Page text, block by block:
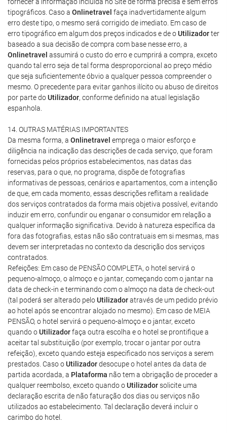
tipográficos. Caso a Onlinetravel faça inadvertidamente algum
erro deste tipo, o mesmo será corrigido de imediato. Em caso de
erro tipográfico em algum dos preços indicados e de oUtilizadorter
baseado a sua decisão de compra com base nesse erro, a
Onlinetravel assumirá o custo do erro e cumprirá a compra, exceto
quando tal erro seja de tal forma desproporcional ao preço médio
que seja suficientemente óbvio a qualquer pessoa compreender o
mesmo. O precedente para evitar ganhos ilícito ou abuso de direitos
por parte doUtilizador, conforme definido na atual legislação
espanhola.
14. OUTRAS MATÉRIAS IMPORTANTES
Da mesma forma, a Onlinetravel emprega o maior esforço e
diligência na indicação das descrições de cada serviço, que foram
fornecidas pelos próprios estabelecimentos, nas datas das
reservas, para o que, no programa, dispõe de fotografias
informativas de pessoas, cenários e apartamentos, com a intenção
de que, em cada momento, essas descrições reflitam a realidade
dos serviços contratados da forma mais objetiva possível, evitando
induzir em erro, confundir ou enganar o consumidor em relação a
qualquer informação significativa. Devido à natureza específica da
fora das fotografias, estas não são contratuais em si mesmas, mas
devem ser interpretadas no contexto da descrição dos serviços
contratados.
Refeições: Em caso de PENSÃO COMPLETA, o hotel servirá o
pequeno-almoço, o almoço e o jantar, começando com o jantar na
data de check-in e terminando com o almoço na data de check-out
(tal poderá ser alterado peloUtilizadoratravés de um pedido prévio
ao hotel após se encontrar alojado no mesmo). Em caso de MEIA
PENSÃO, o hotel servirá o pequeno-almoço e o jantar, exceto
quando oUtilizadorfaça outra escolha e o hotel se prontifique a
aceitar tal substituição (por exemplo, trocar o jantar por outra
refeição), exceto quando esteja especificado nos serviços a serem
prestados. Caso oUtilizadordesocupe o hotel antes da data de
partida acordada, a Plataforma não tem a obrigação de proceder a
qualquer reembolso, exceto quando oUtilizadorsolicite uma
declaração escrita de não faturação dos dias ou serviços não
utilizados ao estabelecimento. Tal declaração deverá incluir o
carimbo do hotel.